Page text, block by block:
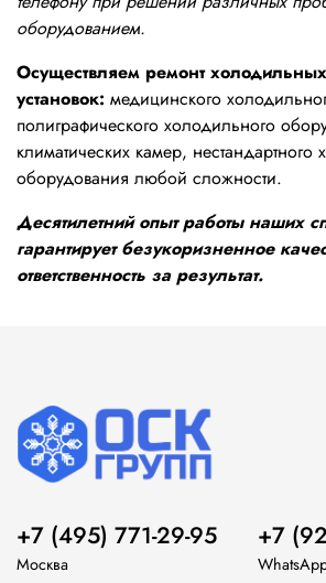
оборудованием.
Осуществляем ремонт холодильных
установок: медицинского
полиграфического холодильного
климатических камер, нестандартного
оборудования любой сложности.
Десятилетний опыт работы наших
гарантирует безукоризненное
ответственность за результат.
+7 (495) 771-29-95
Москва
+7